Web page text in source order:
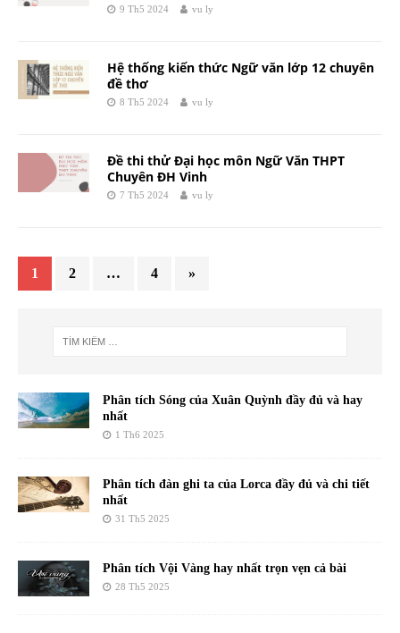
9 Th5 2024 vu ly
Hệ thống kiến thức Ngữ văn lớp 12 chuyên
đề thơ
8 Th5 2024 vu ly
Đề thi thử Đại học môn Ngữ Văn THPT
Chuyên ĐH Vinh
7 Th5 2024 vu ly
1 2 … 4 »
Phân tích Sóng của Xuân Quỳnh đầy đủ và hay
nhất
1 Th6 2025
Phân tích đàn ghi ta của Lorca đầy đủ và chi tiết
nhất
31 Th5 2025
Phân tích Vội Vàng hay nhất trọn vẹn cả bài
28 Th5 2025